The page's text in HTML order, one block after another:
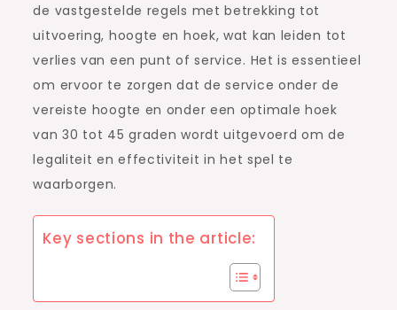
de vastgestelde regels met betrekking tot
uitvoering, hoogte en hoek, wat kan leiden tot
verlies van een punt of service. Het is essentieel
om ervoor te zorgen dat de service onder de
vereiste hoogte en onder een optimale hoek
van 30 tot 45 graden wordt uitgevoerd om de
legaliteit en effectiviteit in het spel te
waarborgen.
Key sections in the article: